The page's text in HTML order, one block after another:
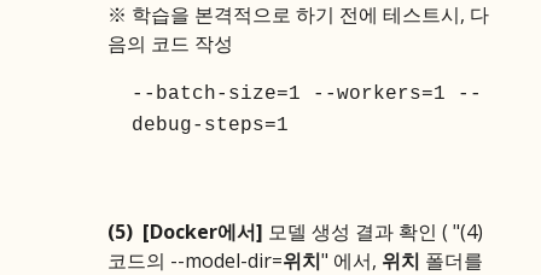
※ 학습을 본격적으로 하기 전에 테스트시, 다
음의 코드 작성
--batch-size=1 --workers=1 --
debug-steps=1
(5) [Docker에서] 모델 생성 결과 확인 ( "(4)
코드의 --model-dir=위치" 에서, 위치 폴더를